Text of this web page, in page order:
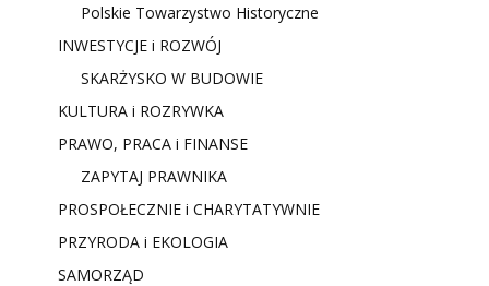
Polskie Towarzystwo Historyczne
INWESTYCJE i ROZWÓJ
SKARŻYSKO W BUDOWIE
KULTURA i ROZRYWKA
PRAWO, PRACA i FINANSE
ZAPYTAJ PRAWNIKA
PROSPOŁECZNIE i CHARYTATYWNIE
PRZYRODA i EKOLOGIA
SAMORZĄD